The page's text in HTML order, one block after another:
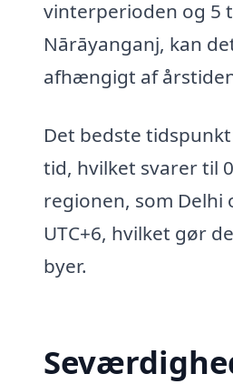
vinterperioden og 5
Nārāyanganj, kan
afhængigt af
Det bedste
tid, hvilket svarer til
regionen, som Delhi
UTC+6, hvilket gør
byer.